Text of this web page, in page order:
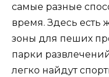
самые разные
время. Здесь
зоны для пеших
парки
легко найдут